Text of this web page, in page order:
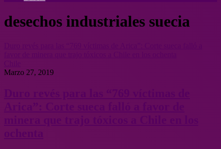
desechos industriales suecia
Marzo 27, 2019